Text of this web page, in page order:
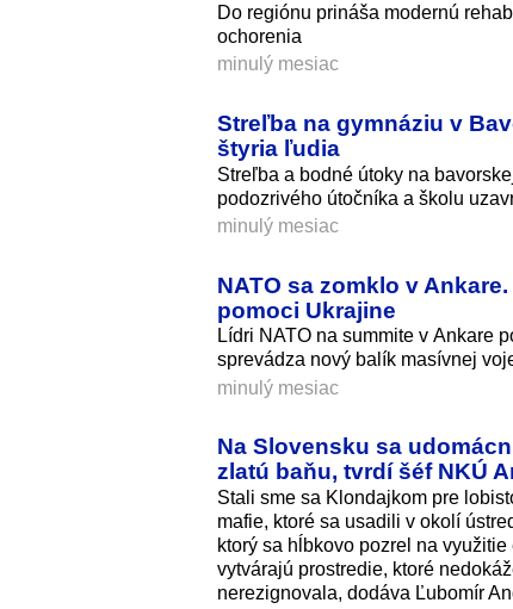
Do regiónu prináša modernú
ochorenia
minulý mesiac
Streľba na gymnáziu v
štyria ľudia
Streľba a bodné útoky na
podozrivého útočníka a školu
minulý mesiac
NATO sa zomklo v
pomoci Ukrajine
Lídri NATO na summite v Ankare
sprevádza nový balík masívnej
minulý mesiac
Na Slovensku sa
zlatú baňu, tvrdí šéf NKÚ
Stali sme sa Klondajkom pre
mafie, ktoré sa usadili v okolí
ktorý sa hĺbkovo pozrel na
vytvárajú prostredie, ktoré
nerezignovala, dodáva Ľubomír